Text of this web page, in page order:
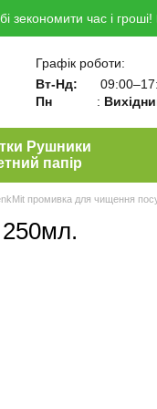
час і гроші!
Графік роботи:
Вт-Нд:
Пн
:
Рушники
папір
промивка для чищення